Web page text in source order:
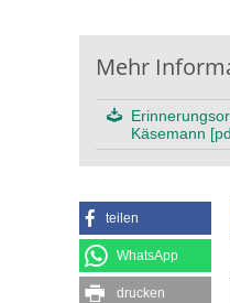
Mehr
Käsemann
teilen
WhatsApp
drucken